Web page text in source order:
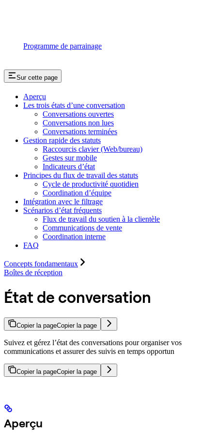
Programme de parrainage
Sur cette page
Aperçu
Les trois états d’une conversation
Conversations ouvertes
Conversations non lues
Conversations terminées
Gestion rapide des statuts
Raccourcis clavier (Web/bureau)
Gestes sur mobile
Indicateurs d’état
Principes du flux de travail des statuts
Cycle de productivité quotidien
Coordination d’équipe
Intégration avec le filtrage
Scénarios d’état fréquents
Flux de travail du soutien à la clientèle
Communications de vente
Coordination interne
FAQ
Concepts fondamentaux
Boîtes de réception
État de conversation
Copier la pageCopier la page
Suivez et gérez l’état des conversations pour organiser vos
communications et assurer des suivis en temps opportun
Copier la pageCopier la page
Aperçu